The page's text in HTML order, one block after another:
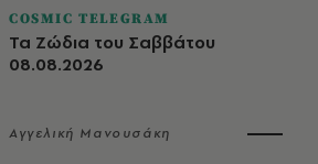
COSMIC TELEGRAM
Τα Ζώδια του Σαββάτου
08.08.2026
Αγγελική Μανουσάκη